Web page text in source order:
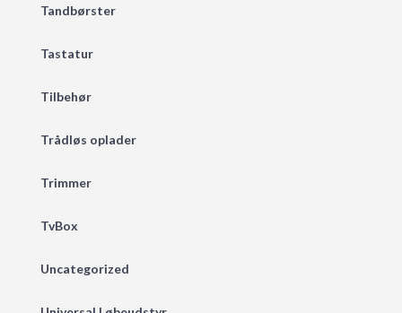
Tandbørster
Tastatur
Tilbehør
Trådløs oplader
Trimmer
TvBox
Uncategorized